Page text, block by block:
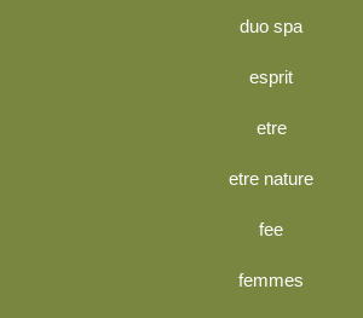
duo spa
esprit
etre
etre nature
fee
femmes